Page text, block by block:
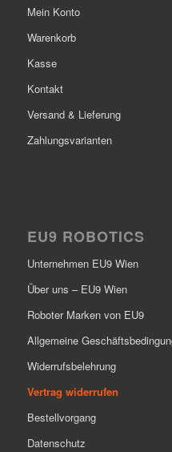
Mein Konto
Warenkorb
Kasse
Kontakt
Versand & Lieferung
Zahlungsvarianten
EU9 ROBOTICS
Unternehmen EU9 Wien
Über uns – EU9 Wien
Roboter Marken von EU9
Allgemeine
Widerrufsbelehrung
Vertrag widerrufen
Bestellvorgang
Datenschutz